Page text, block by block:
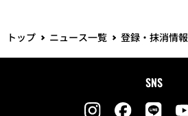
トップ
ニュース一覧 登録・抹消情報
SNS